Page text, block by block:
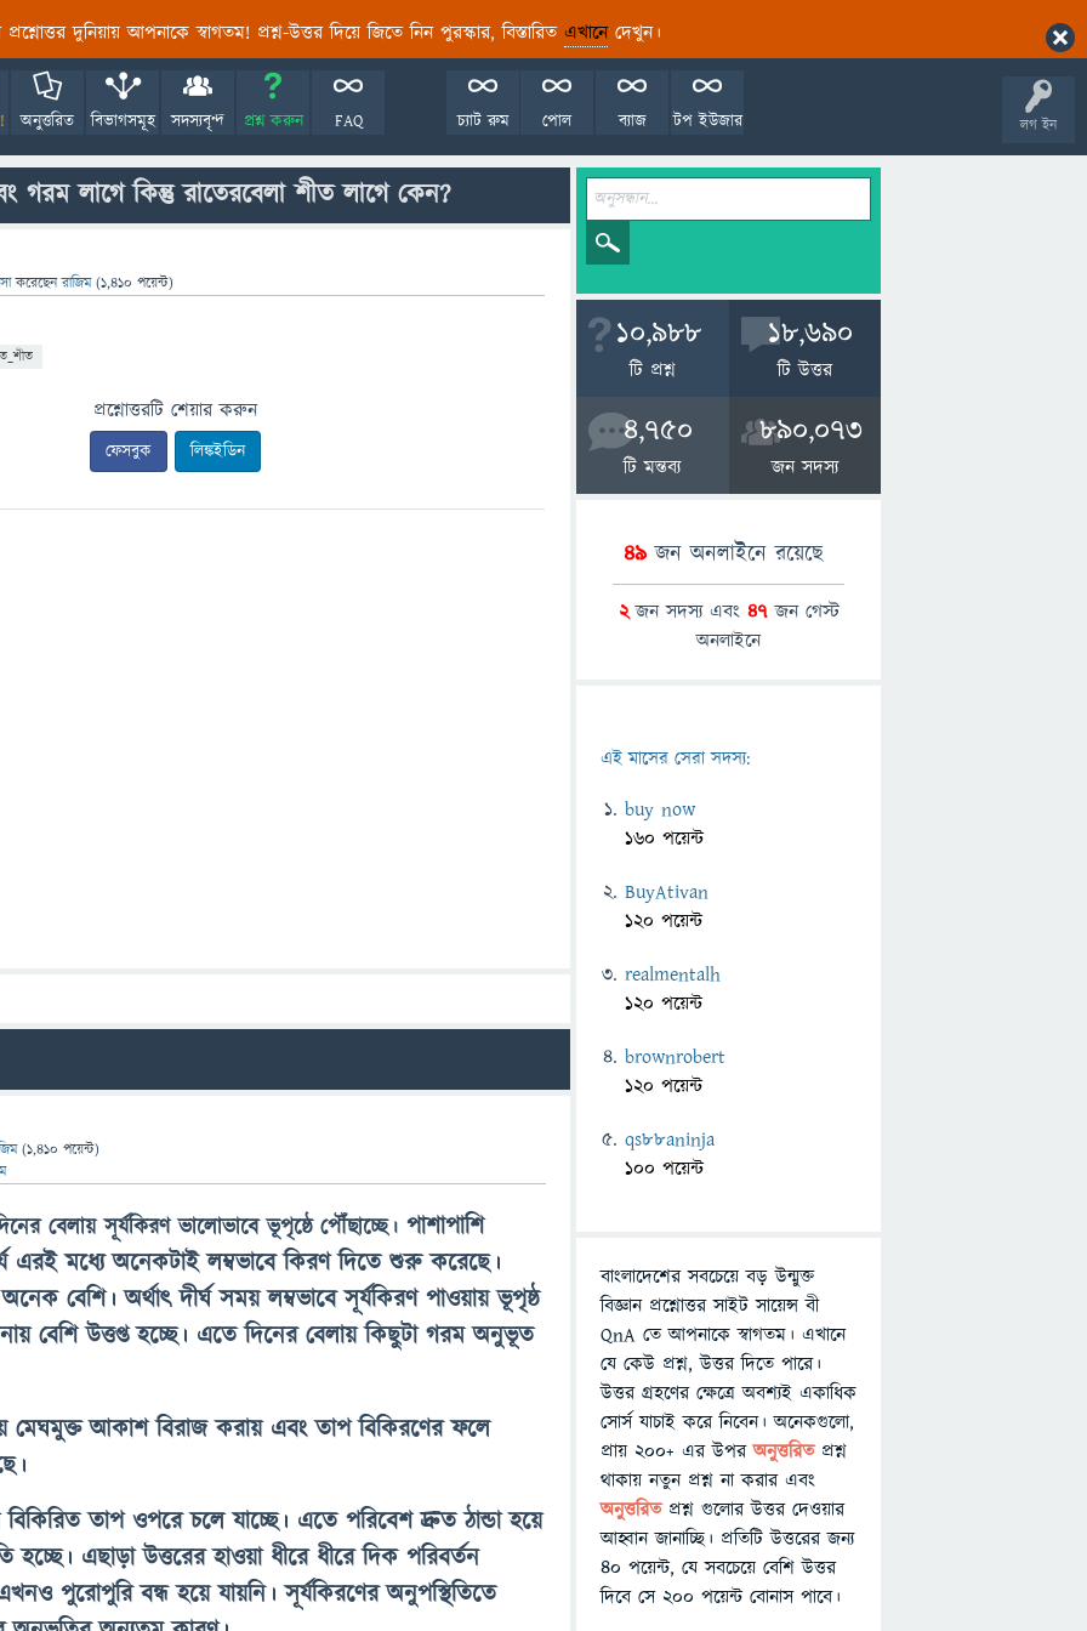
প্রশ্নোত্তর দুনিয়ায় আপনাকে স্বাগতম! প্রশ্ন-উত্তর দিয়ে জিতে নিন পুরস্কার, বিস্তারিত এখানেদেখুন।
লগ ইন
অনুত্তরিত বিভাগসমূহ সদস্যবৃন্দ প্রশ্ন করুন FAQ টপ ইউজার
ব্যাজ
পোল
চ্যাট রুম
গরম লাগে কিন্তু রাতেরবেলা শীত লাগে কেন?
করেছেনরাজিম (1,410 পয়েন্ট)
প্রশ্নোত্তরটি শেয়ার করুন
ফেসবুক লিঙ্কইডিন
(1,410 পয়েন্ট)
বেলায় সূর্যকিরণ ভালোভাবে ভূপৃষ্ঠে পৌঁছাচ্ছে।পাশাপাশি
এরই মধ্যে অনেকটাই লম্বভাবে কিরণ দিতে শুরু করেছে।
বেশি। অর্থাৎ দীর্ঘ সময় লম্বভাবে সূর্যকিরণ পাওয়ায় ভূপৃষ্ঠ
বেশি উত্তপ্ত হচ্ছে। এতে দিনের বেলায় কিছুটা গরম অনুভূত
মেঘমুক্ত আকাশ বিরাজ করায় এবং তাপ বিকিরণের ফলে
তাপ ওপরে চলে যাচ্ছে। এতে পরিবেশ দ্রুত ঠান্ডা হয়ে
এছাড়া উত্তরের হাওয়া ধীরে ধীরে দিক পরিবর্তন
পুরোপুরি বন্ধ হয়ে যায়নি। সূর্যকিরণের অনুপস্থিতিতে
10,988
টি প্রশ্ন
18,690
টি উত্তর
4,750
টি মন্তব্য
890,073
জন সদস্য
49 জন অনলাইনে রয়েছে
2জন সদস্য এবং 47জন গেস্ট
অনলাইনে
এই মাসের সেরা সদস্য:
buy now
160 পয়েন্ট
BuyAtivan
120 পয়েন্ট
realmentalh
120 পয়েন্ট
brownrobert
120 পয়েন্ট
qs88aninja
100 পয়েন্ট
বাংলাদেশের সবচেয়ে বড় উন্মুক্ত
বিজ্ঞান প্রশ্নোত্তর সাইট সায়েন্স বী
QnA তে আপনাকে স্বাগতম। এখানে
যে কেউ প্রশ্ন, উত্তর দিতে পারে।
উত্তর গ্রহণের ক্ষেত্রে অবশ্যই একাধিক
সোর্স যাচাই করে নিবেন। অনেকগুলো,
প্রায় ২০০+ এর উপরঅনুত্তরিতপ্রশ্ন
থাকায় নতুন প্রশ্ন না করার এবং
অনুত্তরিত প্রশ্ন গুলোর উত্তর দেওয়ার
আহ্বান জানাচ্ছি। প্রতিটি উত্তরের জন্য
৪০ পয়েন্ট, যে সবচেয়ে বেশি উত্তর
দিবে সে ২০০ পয়েন্ট বোনাস পাবে।